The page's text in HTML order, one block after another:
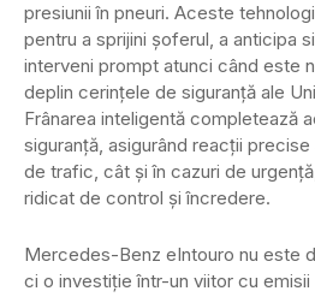
presiunii în pneuri. Aceste
pentru a sprijini șoferul, a anticipa
interveni prompt atunci când este
deplin cerințele de siguranță ale
Frânarea inteligentă completează
siguranță, asigurând reacții
de trafic, cât și în cazuri de
ridicat de control și încredere.
Mercedes-Benz eIntouro nu este
ci o investiție într-un viitor cu